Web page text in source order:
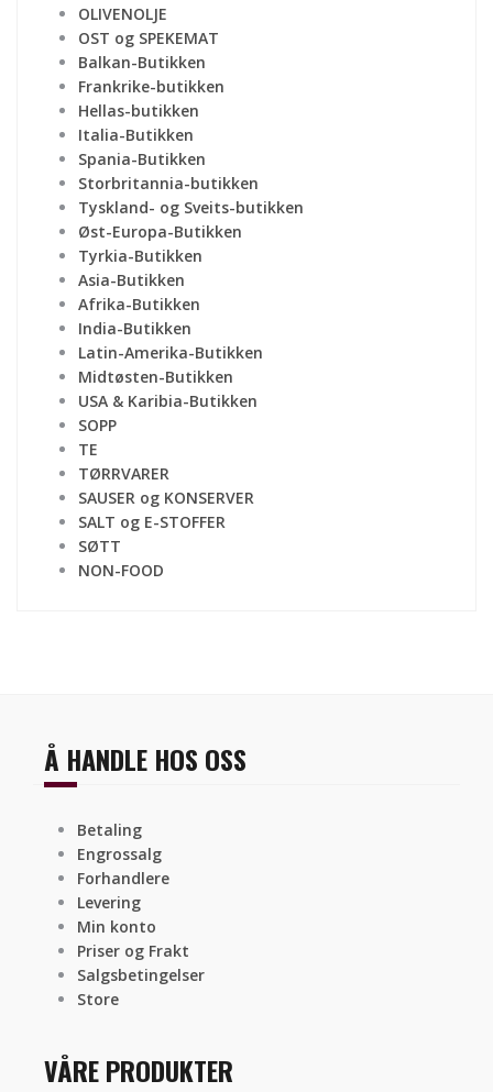
OLIVENOLJE
OST og SPEKEMAT
Balkan-Butikken
Frankrike-butikken
Hellas-butikken
Italia-Butikken
Spania-Butikken
Storbritannia-butikken
Tyskland- og Sveits-butikken
Øst-Europa-Butikken
Tyrkia-Butikken
Asia-Butikken
Afrika-Butikken
India-Butikken
Latin-Amerika-Butikken
Midtøsten-Butikken
USA & Karibia-Butikken
SOPP
TE
TØRRVARER
SAUSER og KONSERVER
SALT og E-STOFFER
SØTT
NON-FOOD
Å HANDLE HOS OSS
Betaling
Engrossalg
Forhandlere
Levering
Min konto
Priser og Frakt
Salgsbetingelser
Store
VÅRE PRODUKTER